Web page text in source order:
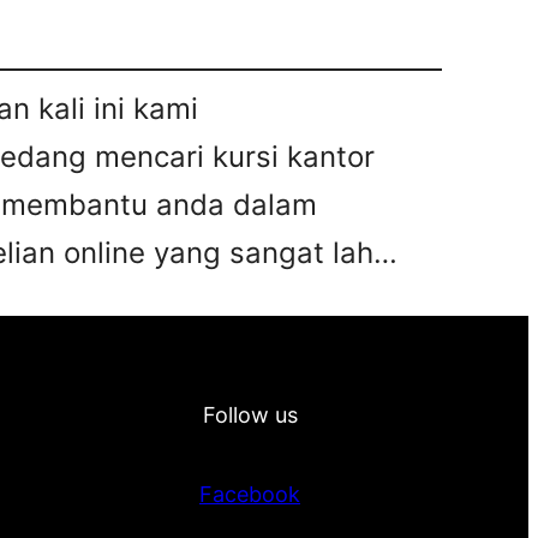
kali ini kami
mencari kursi kantor
anda dalam
online yang sangat lah…
Follow us
Facebook